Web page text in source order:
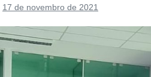
17 de novembro de 2021